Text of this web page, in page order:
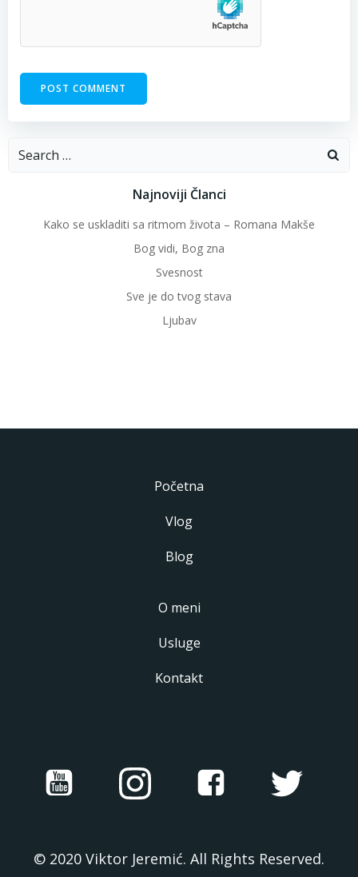
Search
Najnoviji Članci
Kako se uskladiti sa ritmom života – Romana Makše
Bog vidi, Bog zna
Svesnost
Sve je do tvog stava
Ljubav
Početna
Vlog
Blog
O meni
Usluge
Kontakt
© 2020 Viktor Jeremić. All Rights Reserved.